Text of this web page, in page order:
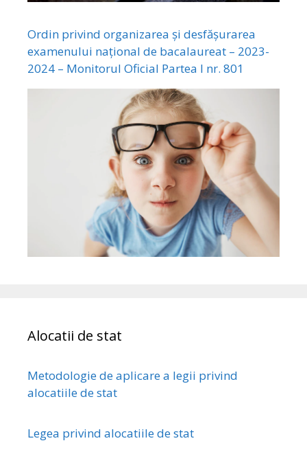
Ordin privind organizarea și desfășurarea
examenului național de bacalaureat – 2023-
2024 – Monitorul Oficial Partea I nr. 801
Alocatii de stat
Metodologie de aplicare a legii privind
alocatiile de stat
Legea privind alocatiile de stat